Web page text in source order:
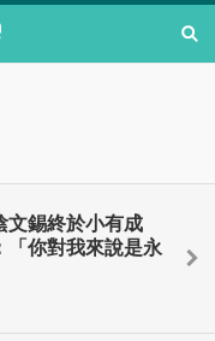
文錫終於小有成
「你對我來說是永